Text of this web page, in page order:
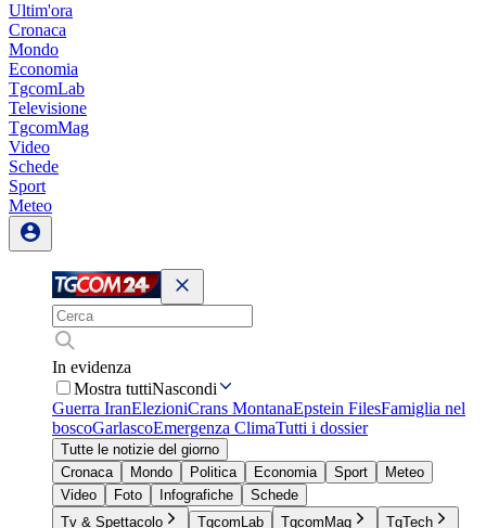
Ultim'ora
Cronaca
Mondo
Economia
TgcomLab
Televisione
TgcomMag
Video
Schede
Sport
Meteo
In evidenza
Mostra tuttiNascondi
Guerra IranElezioniCrans MontanaEpstein FilesFamiglia nel
boscoGarlascoEmergenza ClimaTutti i dossier
Tutte le notizie del giorno
Cronaca
Mondo Politica Economia Sport
Meteo
Video
Foto Infografiche
Schede
Tv & Spettacolo
TgcomLab TgcomMag
TgTech